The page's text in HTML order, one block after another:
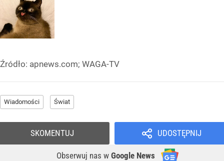
Źródło: apnews.com; WAGA-TV
Wiadomości Świat
UDOSTĘPNIJ
Obserwuj nas w Google News
SKOMENTUJ